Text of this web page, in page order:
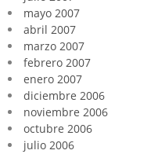
mayo 2007
abril 2007
marzo 2007
febrero 2007
enero 2007
diciembre 2006
noviembre 2006
octubre 2006
julio 2006